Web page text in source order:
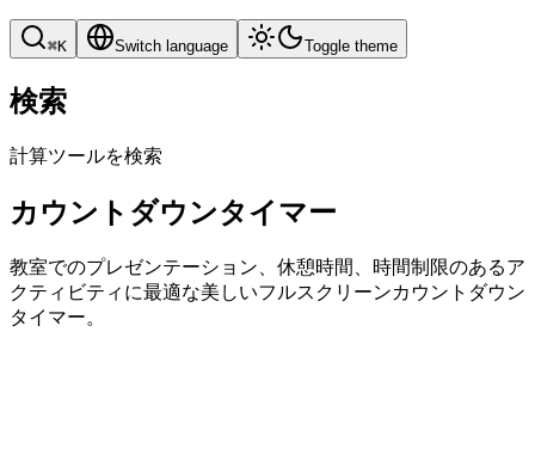
⌘K Switch language Toggle theme
検索
計算ツールを検索
カウントダウンタイマー
教室でのプレゼンテーション、休憩時間、時間制限のあるア
クティビティに最適な美しいフルスクリーンカウントダウン
タイマー。